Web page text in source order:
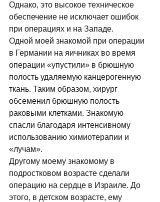
Однако, это высокое техническое
обеспечение не исключает ошибок
при операциях и на Западе.
Одной моей знакомой при операции
в Германии на яичниках во время
операции «упустили» в брюшную
полость удаляемую канцерогенную
ткань. Таким образом, хирург
обсеменил брюшную полость
раковыми клетками. Знакомую
спасли благодаря интенсивному
использованию химиотерапии и
«лучам».
Другому моему знакомому в
подростковом возрасте сделали
операцию на сердце в Израиле. До
этого, в детском возрасте, ему